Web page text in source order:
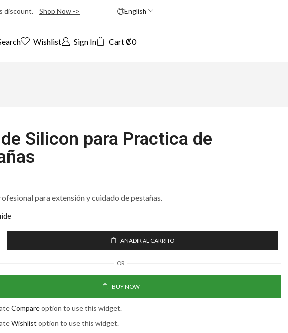
discount. Shop Now -> English
Wishlist Sign In Cart₡0
Silicon para Practica de
para extensión y cuidado de pestañas.
AÑADIR AL CARRITO
OR
BUY NOW
Compareoption to use this widget.
Wishlist option to use this widget.